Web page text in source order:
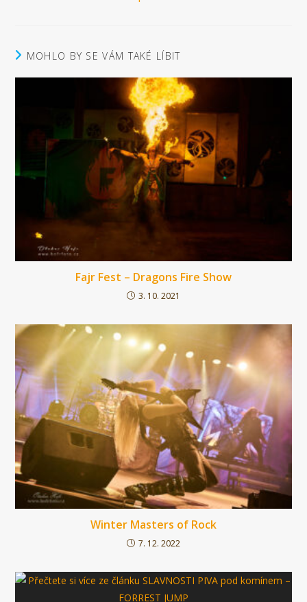
MOHLO BY SE VÁM TAKÉ LÍBIT
Fajr Fest – Dragons Fire Show
3. 10. 2021
Winter Masters of Rock
7. 12. 2022